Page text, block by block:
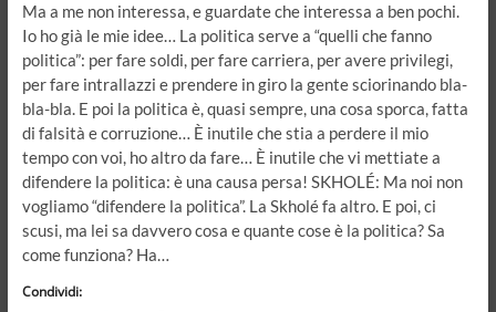
Ma a me non interessa, e guardate che interessa a ben pochi.
Io ho già le mie idee… La politica serve a “quelli che fanno
politica”: per fare soldi, per fare carriera, per avere privilegi,
per fare intrallazzi e prendere in giro la gente sciorinando bla-
bla-bla. E poi la politica è, quasi sempre, una cosa sporca, fatta
di falsità e corruzione… È inutile che stia a perdere il mio
tempo con voi, ho altro da fare… È inutile che vi mettiate a
difendere la politica: è una causa persa! SKHOLÉ: Ma noi non
vogliamo “difendere la politica”. La Skholé fa altro. E poi, ci
scusi, ma lei sa davvero cosa e quante cose è la politica? Sa
come funziona? Ha…
Condividi: